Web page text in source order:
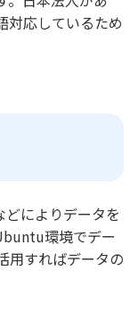
対応しているため
によりデータを
環境でデー
用すればデータの